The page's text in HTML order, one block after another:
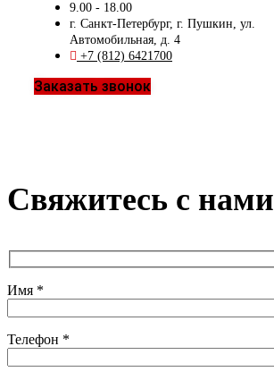
9.00 - 18.00
г. Санкт-Петербург, г. Пушкин, ул.
Автомобильная, д. 4
+7 (812) 6421700
Заказать звонок
Свяжитесь с нами
Имя *
Телефон *